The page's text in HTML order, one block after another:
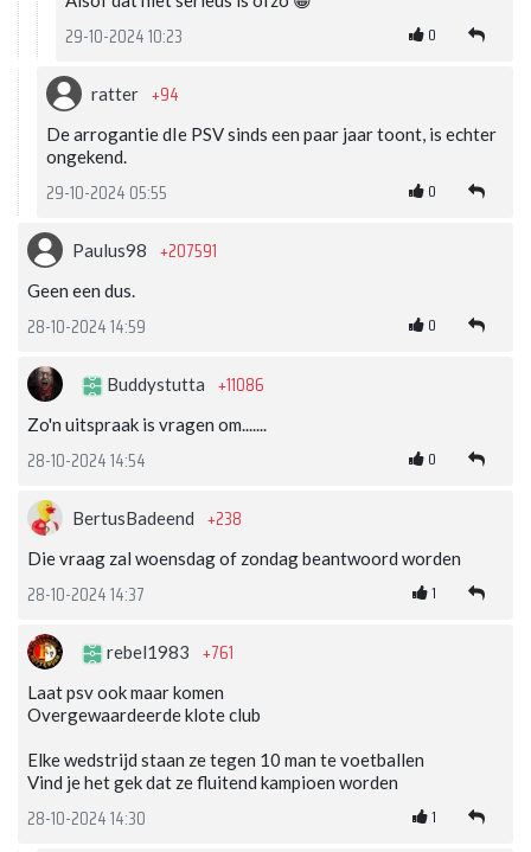
29-10-2024 10:23 0
ratter +94
De arrogantie dIe PSV sinds een paar jaar toont, is echter
ongekend.
29-10-2024 05:55 0
Paulus98 +207591
Geen een dus.
28-10-2024 14:59 0
Buddystutta +11086
Zo'n uitspraak is vragen om.......
28-10-2024 14:54 0
BertusBadeend +238
Die vraag zal woensdag of zondag beantwoord worden
28-10-2024 14:37 1
rebel1983 +761
Laat psv ook maar komen
Overgewaardeerde klote club
Elke wedstrijd staan ze tegen 10 man te voetballen
Vind je het gek dat ze fluitend kampioen worden
28-10-2024 14:30 1